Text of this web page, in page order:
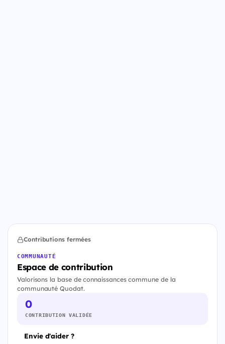
Contributions fermées
COMMUNAUTÉ
Espace de contribution
Valorisons la base de connaissances commune de la
communauté Quodat.
0
CONTRIBUTION VALIDÉE
Envie d'aider ?